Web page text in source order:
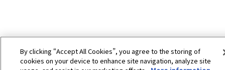
By clicking “Accept All Cookies”, you agree to the storing of
cookies on your device to enhance site navigation, analyze site